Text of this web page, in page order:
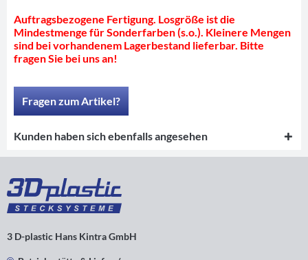
Auftragsbezogene Fertigung. Losgröße ist die
Mindestmenge für Sonderfarben (s.o.). Kleinere Mengen
sind bei vorhandenem Lagerbestand lieferbar. Bitte
fragen Sie bei uns an!
Fragen zum Artikel?
Kunden haben sich ebenfalls angesehen
3 D-plastic Hans Kintra GmbH